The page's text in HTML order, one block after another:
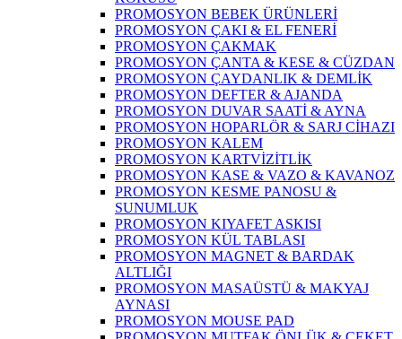
PROMOSYON BEBEK ÜRÜNLERİ
PROMOSYON ÇAKI & EL FENERİ
PROMOSYON ÇAKMAK
PROMOSYON ÇANTA & KESE & CÜZDAN
PROMOSYON ÇAYDANLIK & DEMLİK
PROMOSYON DEFTER & AJANDA
PROMOSYON DUVAR SAATİ & AYNA
PROMOSYON HOPARLÖR & SARJ CİHAZI
PROMOSYON KALEM
PROMOSYON KARTVİZİTLİK
PROMOSYON KASE & VAZO & KAVANOZ
PROMOSYON KESME PANOSU &
SUNUMLUK
PROMOSYON KIYAFET ASKISI
PROMOSYON KÜL TABLASI
PROMOSYON MAGNET & BARDAK
ALTLIĞI
PROMOSYON MASAÜSTÜ & MAKYAJ
AYNASI
PROMOSYON MOUSE PAD